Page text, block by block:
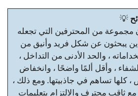
💡
مجموعة من المحترفين التي تجعله
يبحثون عن شكل فريد وأنيق من
، والحد الأدنى من التداخل ،
، وأقل ألمًا واضحًا ، وانخفاض
كلها تساهم في جاذبيتها. ومع ذلك ،
ثاقب محترف والالتزام بتعليمات